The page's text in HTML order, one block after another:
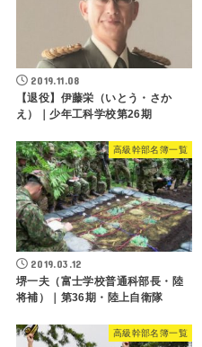
2019.11.08
【退役】伊藤栄（いとう・さか
え）｜少年工科学校第26期
高級幹部名簿一覧
2019.03.12
堺一夫（富士学校普通科部長・陸
将補）｜第36期・陸上自衛隊
高級幹部名簿一覧